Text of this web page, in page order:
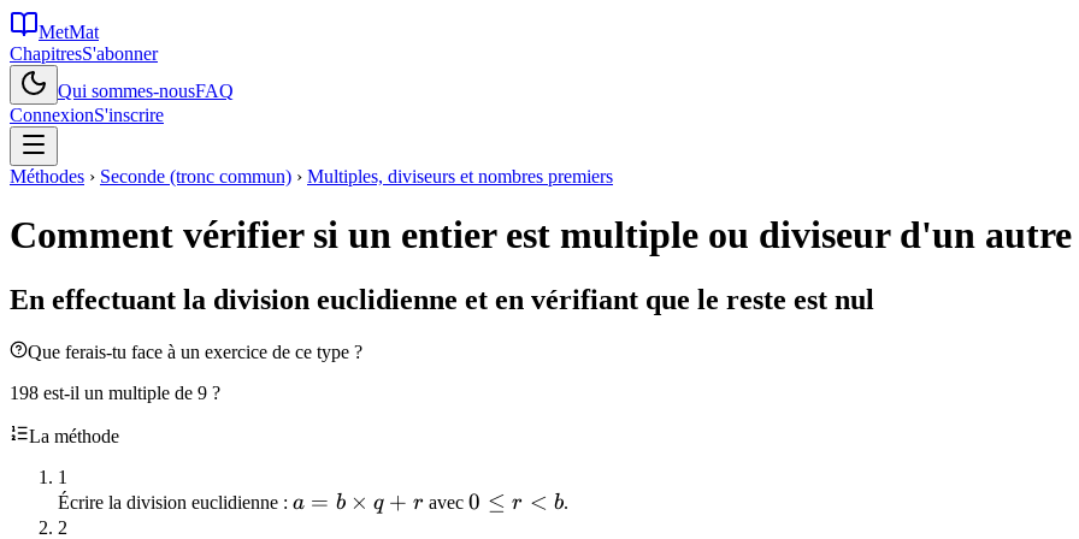
MetMat
ChapitresS'abonner
Qui sommes-nousFAQ
ConnexionS'inscrire
Méthodes › Seconde (tronc commun) › Multiples, diviseurs et nombres premiers
Comment vérifier si un entier est multiple ou diviseur d'un autre
En effectuant la division euclidienne et en vérifiant que le reste est nul
Que ferais-tu face à un exercice de ce type ?
198 est-il un multiple de 9 ?
La méthode
1
Écrire la division euclidienne : a = b
a = b × q + r avec0
0 ≤ r < b.
2